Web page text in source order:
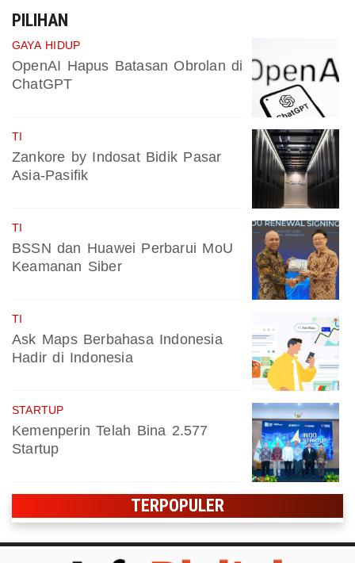
PILIHAN
GAYA HIDUP
OpenAI Hapus Batasan Obrolan di
ChatGPT
TI
Zankore by Indosat Bidik Pasar
Asia-Pasifik
TI
BSSN dan Huawei Perbarui MoU
Keamanan Siber
TI
Ask Maps Berbahasa Indonesia
Hadir di Indonesia
STARTUP
Kemenperin Telah Bina 2.577
Startup
TERPOPULER